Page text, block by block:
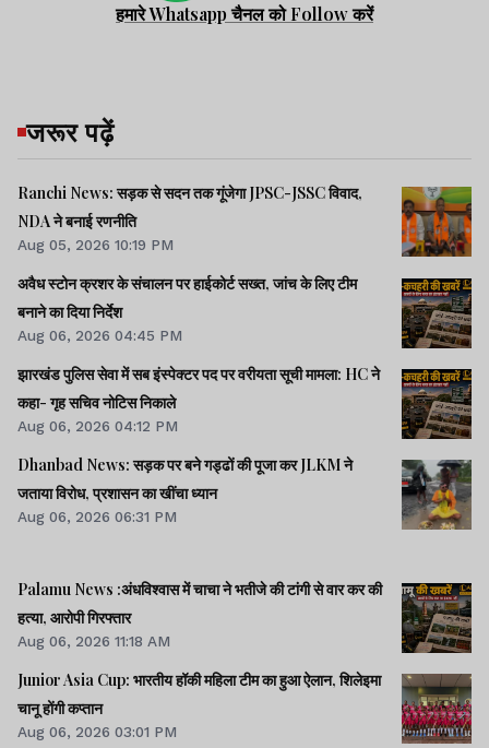
हमारे Whatsapp चैनल को Follow करें
जरूर पढ़ें
Ranchi News: सड़क से सदन तक गूंजेगा JPSC-JSSC विवाद,
NDA ने बनाई रणनीति
Aug 05, 2026 10:19 PM
अवैध स्टोन क्रशर के संचालन पर हाईकोर्ट सख्त, जांच के लिए टीम
बनाने का दिया निर्देश
Aug 06, 2026 04:45 PM
झारखंड पुलिस सेवा में सब इंस्पेक्टर पद पर वरीयता सूची मामला: HC ने
कहा- गृह सचिव नोटिस निकाले
Aug 06, 2026 04:12 PM
Dhanbad News: सड़क पर बने गड्ढों की पूजा कर JLKM ने
जताया विरोध, प्रशासन का खींचा ध्यान
Aug 06, 2026 06:31 PM
Palamu News :अंधविश्वास में चाचा ने भतीजे की टांगी से वार कर की
हत्या, आरोपी गिरफ्तार
Aug 06, 2026 11:18 AM
Junior Asia Cup: भारतीय हॉकी महिला टीम का हुआ ऐलान, शिलेइमा
चानू होंगी कप्तान
Aug 06, 2026 03:01 PM